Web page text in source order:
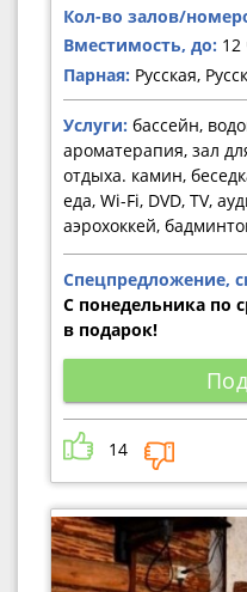
Кол-во залов/
Вместимость, до: 12
Парная: Русская,
Услуги: бассейн,
ароматерапия, зал
отдыха. камин,
еда, Wi-Fi, DVD, TV,
аэрохоккей,
Спецпредложение,
С понедельника по
в подарок!
14